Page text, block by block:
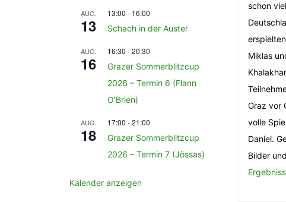
schon
Miklas
Graz vor
volle
Daniel.
Bilder
AUG.
13
13:00 - 16:00
Schach in der Auster
AUG.
16
16:30 -20:30
Grazer Sommerblitzcup
2026 – Termin 6 (Flann
O’Brien)
AUG.
18
17:00 -21:00
Grazer Sommerblitzcup
2026 – Termin 7 (Jössas)
Kalender anzeigen